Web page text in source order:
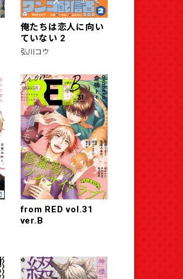
俺たちは恋人に向い
ていない 2
弘川コウ
from RED vol.31
ver.B